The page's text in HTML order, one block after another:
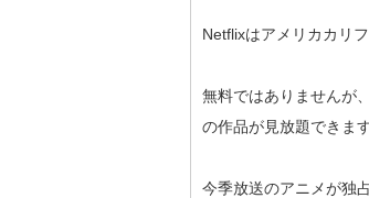
Netflixはアメリカカリ
無料ではありませんが
の作品が見放題できます
今季放送のアニメが独